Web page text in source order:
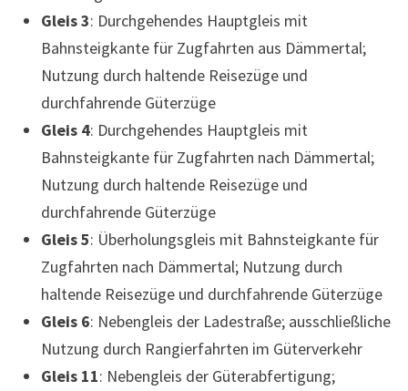
Gleis 3: Durchgehendes Hauptgleis mit
Bahnsteigkante für Zugfahrten aus Dämmertal;
Nutzung durch haltende Reisezüge und
durchfahrende Güterzüge
Gleis 4: Durchgehendes Hauptgleis mit
Bahnsteigkante für Zugfahrten nach Dämmertal;
Nutzung durch haltende Reisezüge und
durchfahrende Güterzüge
Gleis 5: Überholungsgleis mit Bahnsteigkante für
Zugfahrten nach Dämmertal; Nutzung durch
haltende Reisezüge und durchfahrende Güterzüge
Gleis 6: Nebengleis der Ladestraße; ausschließliche
Nutzung durch Rangierfahrten im Güterverkehr
Gleis 11: Nebengleis der Güterabfertigung;